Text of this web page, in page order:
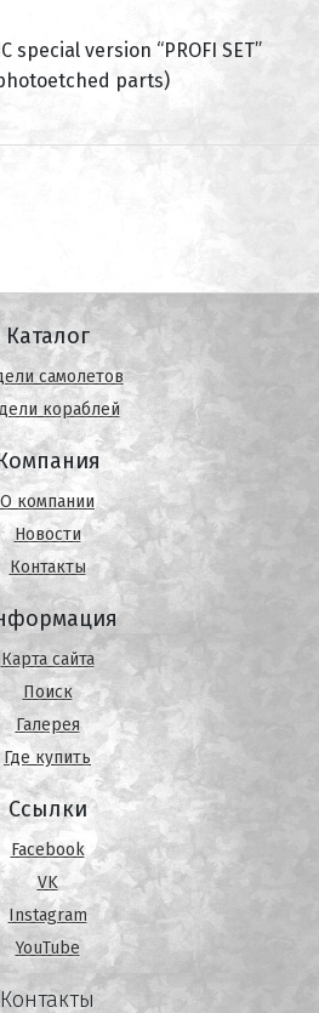
special version “PROFI SET”
parts)
Каталог
самолетов
кораблей
О компании
Новости
Контакты
Карта сайта
Поиск
Галерея
Где купить
Ссылки
Facebook
VK
Instagram
YouTube
Контакты